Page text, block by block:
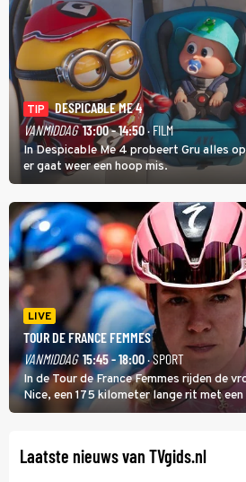
TIP
DESPICABLE ME 4
VANMIDDAG 13:00 - 14:50· FILM
In Despicable Me 4 probeert Gru alles
er gaat weer een hoop mis.
LIVE
TOUR DE FRANCE FEMMES
VANMIDDAG 15:45 - 18:00· SPORT
In de Tour de France Femmes rijden de
Nice, een 175 kilometer lange rit met
midden. Dat is mogelijk niet de zwaarste
Laatste nieuws van TVgids.nl